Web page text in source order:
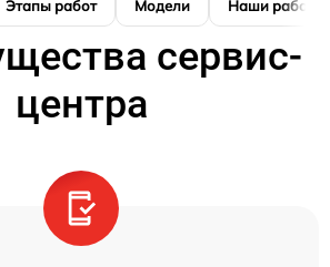
Этапы работ Модели Наши работы
сервис-
центра